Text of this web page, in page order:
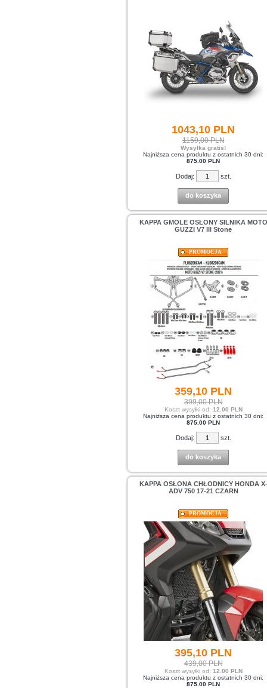
1043,10 PLN
1159,00 PLN
Wysyłka gratis!
Najniższa cena produktu z ostatnich 30 dni:
875.00 PLN
Dodaj: szt.
do koszyka
KAPPA GMOLE OSŁONY SILNIKA MOTO
GUZZI V7 III Stone
PROMOCJA
359,10 PLN
399,00 PLN
Koszt wysyłki od: 12.00 PLN
Najniższa cena produktu z ostatnich 30 dni:
875.00 PLN
Dodaj: szt.
do koszyka
KAPPA OSŁONA CHŁODNICY HONDA X-
ADV 750 17-21 CZARN
PROMOCJA
395,10 PLN
439,00 PLN
Koszt wysyłki od: 12.00 PLN
Najniższa cena produktu z ostatnich 30 dni:
875.00 PLN